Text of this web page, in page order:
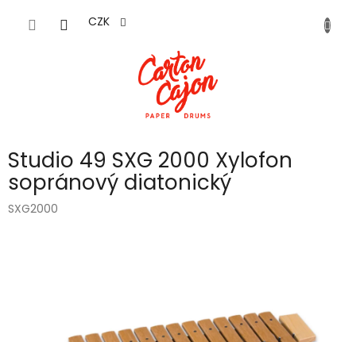
CZK
Studio 49 SXG 2000 Xylofon
sopránový diatonický
SXG2000